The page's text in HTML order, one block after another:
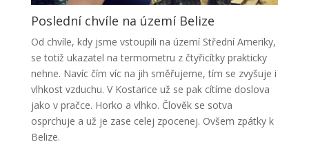
Poslední chvíle na území Belize
Od chvíle, kdy jsme vstoupili na území Střední Ameriky,
se totiž ukazatel na termometru z čtyřicítky prakticky
nehne. Navíc čím víc na jih směřujeme, tím se zvyšuje i
vlhkost vzduchu. V Kostarice už se pak cítíme doslova
jako v pračce. Horko a vlhko. Člověk se sotva
osprchuje a už je zase celej zpocenej. Ovšem zpátky k
Belize.